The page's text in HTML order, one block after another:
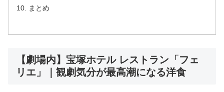
まとめ
【劇場内】宝塚ホテル レストラン「フェ
リエ」｜観劇気分が最高潮になる洋食